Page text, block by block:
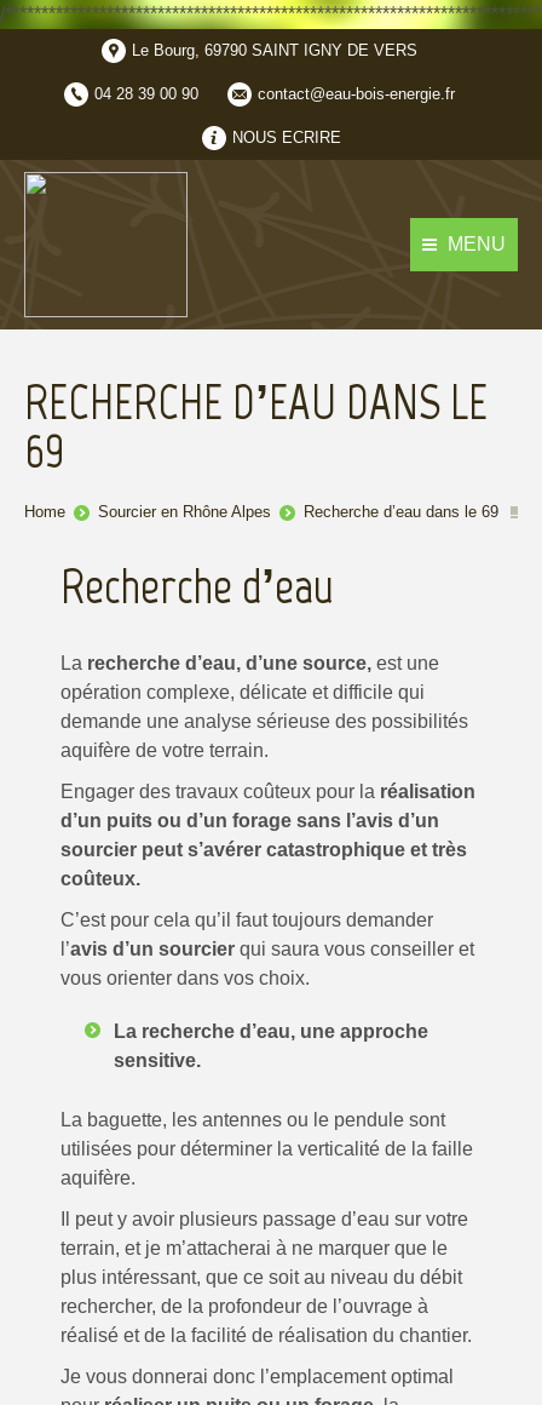
/
Le Bourg, 69790 SAINT IGNY DE VERS
04 28 39 00 90 contact@eau-bois-energie.fr
NOUS ECRIRE
MENU
RECHERCHE D’EAU DANS LE
69
You are here:
Home Sourcier en Rhône Alpes Recherche d’eau dans le 69
Recherche d’eau
La recherche d’eau, d’une source, est une
opération complexe, délicate et difficile qui
demande une analyse sérieuse des possibilités
aquifère de votre terrain.
Engager des travaux coûteux pour la réalisation
d’un puits ou d’un forage sans l’avis d’un
sourcier peut s’avérer catastrophique et très
coûteux.
C’est pour cela qu’il faut toujours demander
l’avis d’un sourcier qui saura vous conseiller et
vous orienter dans vos choix.
La recherche d’eau, une approche
sensitive.
La baguette, les antennes ou le pendule sont
utilisées pour déterminer la verticalité de la faille
aquifère.
Il peut y avoir plusieurs passage d’eau sur votre
terrain, et je m’attacherai à ne marquer que le
plus intéressant, que ce soit au niveau du débit
rechercher, de la profondeur de l’ouvrage à
réalisé et de la facilité de réalisation du chantier.
Je vous donnerai donc l’emplacement optimal